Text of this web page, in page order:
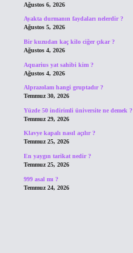
Ağustos 6, 2026
Ayakta durmanın faydaları nelerdir ?
Ağustos 5, 2026
Bir kuzudan kaç kilo ciğer çıkar ?
Ağustos 4, 2026
Aquarius yat sahibi kim ?
Ağustos 4, 2026
Alprazolam hangi gruptadır ?
Temmuz 30, 2026
Yüzde 50 indirimli üniversite ne demek ?
Temmuz 29, 2026
Klavye kapalı nasıl açılır ?
Temmuz 25, 2026
En yaygın tarikat nedir ?
Temmuz 25, 2026
999 asal mı ?
Temmuz 24, 2026